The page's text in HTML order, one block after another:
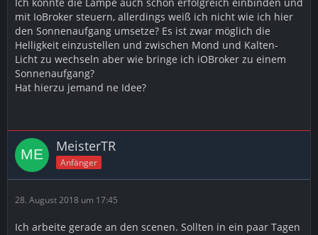
mit IoBroker steuern, allerdings weiß ich nicht wie ich hier
den Sonnenaufgang umsetze? Es ist zwar möglich die
Helligkeit einzustellen und zwischen Mond und Kalten-
Licht zu wechseln aber wie bringe ich iOBroker zu einem
Sonnenaufgang?
Hat hierzu jemand ne Idee?
MeisterTR
Anfänger
28. August 2018 um 17:45
Ich arbeite gerade an den scenen. Sollten in ein paar Tagen